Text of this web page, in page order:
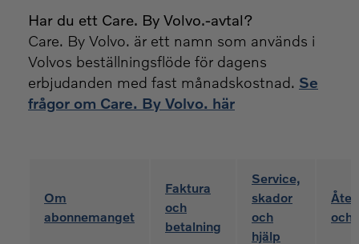
Har du ett Care. By Volvo.-avtal?
Care. By Volvo. är ett namn som används i
Volvos beställningsflöde för dagens
erbjudanden med fast månadskostnad. Se
frågor om Care. By Volvo. här
Om
abonnemanget
Faktura
och
betalning
Service,
skador
och
hjälp
och